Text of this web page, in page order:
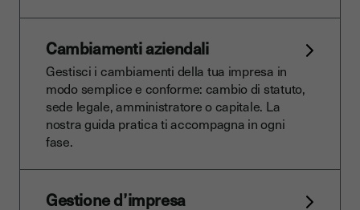
Cambiamenti aziendali
Gestisci i cambiamenti della tua impresa in
modo semplice e conforme: cambio di statuto,
sede legale, amministratore o capitale. La
nostra guida pratica ti accompagna in ogni
fase.
Gestione d’impresa